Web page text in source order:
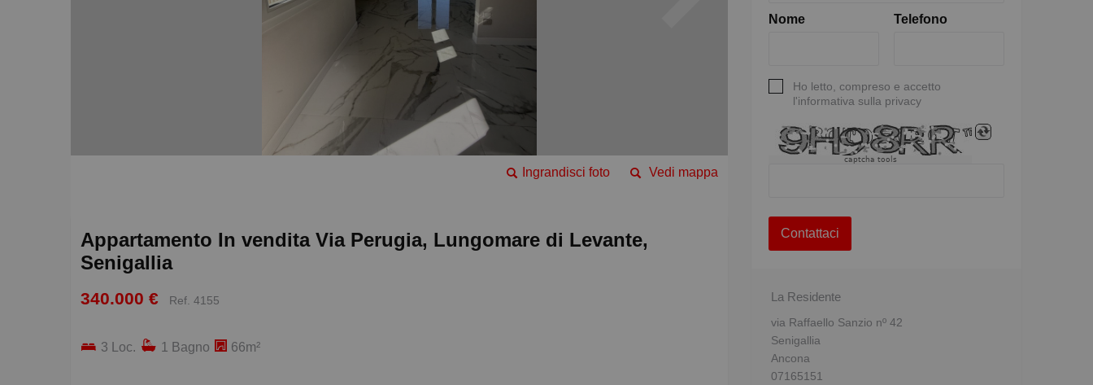
Vedi mappa
Ingrandisci foto
Appartamento In vendita Via Perugia, Lungomare di Levante,
Senigallia
340.000 € Ref. 4155
3 Loc. 1 Bagno 66m²
Nome Telefono
Ho letto, compreso e accetto
l'informativa sulla privacy
captcha tools
Contattaci
La Residente
via Raffaello Sanzio nº 42
Senigallia
Ancona
07165151